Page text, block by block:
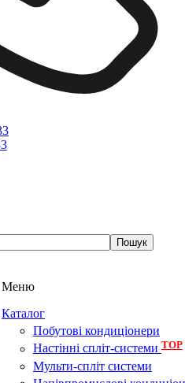
Меню
Каталог
Побутові кондиціонери
Настінні спліт-системи TOP
Мульти-спліт системи